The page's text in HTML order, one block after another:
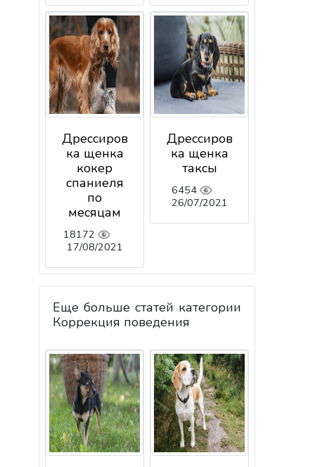
Дрессиров
ка щенка
кокер
спаниеля
по
месяцам
18172
17/08/2021
Дрессиров
ка щенка
таксы
6454
26/07/2021
Еще больше статей категории
Коррекция поведения